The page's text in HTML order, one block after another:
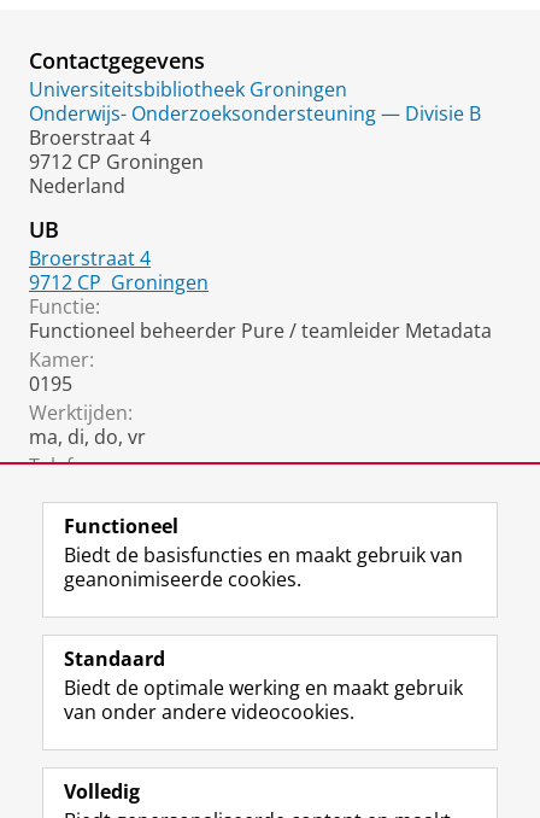
Contactgegevens
Universiteitsbibliotheek Groningen
Onderwijs- Onderzoeksondersteuning — Divisie B
Broerstraat 4
9712 CP Groningen
Nederland
UB
Broerstraat 4
9712 CP Groningen
Functie:
Functioneel beheerder Pure / teamleider Metadata
Kamer:
0195
Werktijden:
ma, di, do, vr
Telefoon:
Volg de RUG
F
a
e
b
o
L
i
k
e
I
R
S
-
f
e
I
n
t
r
Y
o
T
e
Studiekiezers
Alumni
Functioneel
Biedt de basisfuncties en maakt gebruik van
geanonimiseerde cookies.
Standaard
Biedt de optimale werking en maakt gebruik
van onder andere videocookies.
Volledig